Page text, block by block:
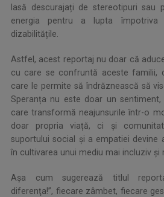
lasă descurajați de stereotipuri sau
energia pentru a lupta împotriva
dizabilitățile.
Astfel, acest reportaj nu doar că
cu care se confruntă aceste familii,
care le permite să îndrăznească să
Speranța nu este doar un
care transformă neajunsurile într-o
doar propria viață, ci și
suportului social și a empatiei devine
în cultivarea unui mediu mai incluziv și
Așa cum sugerează titlul
diferenţa!”, fiecare zâmbet, fiecare